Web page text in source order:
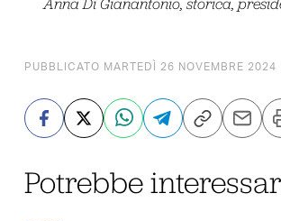
Anna Di Gianantonio, storica,
PUBBLICATO MARTEDÌ 26 NOVEMBRE 2024
Potrebbe